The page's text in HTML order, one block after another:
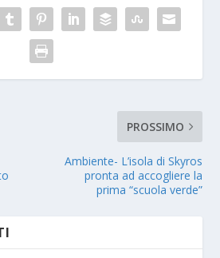
PROSSIMO
Ambiente- L’isola di Skyros
pronta ad accogliere la
prima “scuola verde”